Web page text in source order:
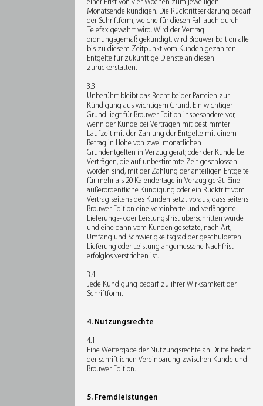
einer Frist von vier Wochen zum jeweiligen
Monatsende kündigen. Die Rücktrittserklärung bedarf
der Schriftform, welche für diesen Fall auch durch
Telefax gewahrt wird. Wird der Vertrag
ordnungsgemäß gekündigt, wird Brouwer Edition alle
bis zu diesem Zeitpunkt vom Kunden gezahlten
Entgelte für zukünftige Dienste an diesen
zurückerstatten.
3.3
Unberührt bleibt das Recht beider Parteien zur
Kündigung aus wichtigem Grund. Ein wichtiger
Grund liegt für Brouwer Edition insbesondere vor,
wenn der Kunde bei Verträgen mit bestimmter
Laufzeit mit der Zahlung der Entgelte mit einem
Betrag in Höhe von zwei monatlichen
Grundentgelten in Verzug gerät; oder der Kunde bei
Verträgen, die auf unbestimmte Zeit geschlossen
worden sind, mit der Zahlung der anteiligen Entgelte
für mehr als 20 Kalendertage in Verzug gerät. Eine
außerordentliche Kündigung oder ein Rücktritt vom
Vertrag seitens des Kunden setzt voraus, dass seitens
Brouwer Edition eine vereinbarte und verlängerte
Lieferungs- oder Leistungsfrist überschritten wurde
und eine dann vom Kunden gesetzte, nach Art,
Umfang und Schwierigkeitsgrad der geschuldeten
Lieferung oder Leistung angemessene Nachfrist
erfolglos verstrichen ist.
3.4
Jede Kündigung bedarf zu ihrer Wirksamkeit der
Schriftform.
4. Nutzungsrechte
4.1
Eine Weitergabe der Nutzungsrechte an Dritte bedarf
der schriftlichen Vereinbarung zwischen Kunde und
Brouwer Edition.
5. Fremdleistungen